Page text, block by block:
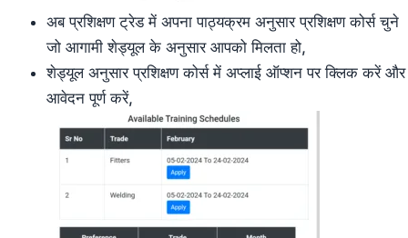
अब प्रशिक्षण ट्रेड में अपना पाठ्यक्रम अनुसार प्रशिक्षण कोर्स चुने
जो आगामी शेड्यूल के अनुसार आपको मिलता हो,
शेड्यूल अनुसार प्रशिक्षण कोर्स में अप्लाई ऑप्शन पर क्लिक करें और
आवेदन पूर्ण करें,